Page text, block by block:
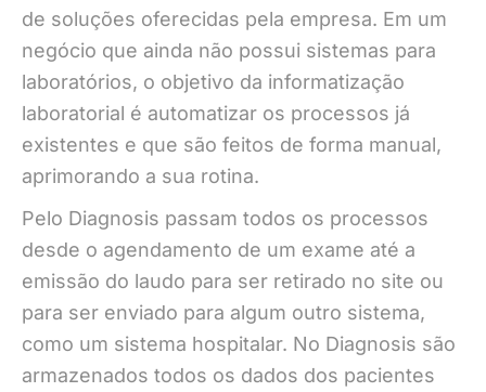
de soluções oferecidas pela empresa. Em um
negócio que ainda não possui sistemas para
laboratórios, o objetivo da informatização
laboratorial é automatizar os processos já
existentes e que são feitos de forma manual,
aprimorando a sua rotina.
Pelo Diagnosis passam todos os processos
desde o agendamento de um exame até a
emissão do laudo para ser retirado no site ou
para ser enviado para algum outro sistema,
como um sistema hospitalar. No Diagnosis são
armazenados todos os dados dos pacientes